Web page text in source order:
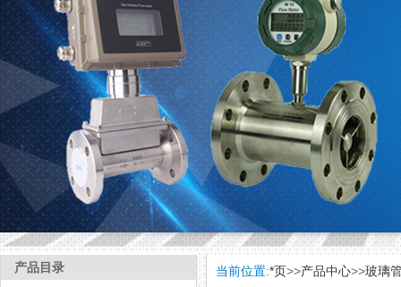
产品目录 当前位置:*页>>产品中心>>玻璃